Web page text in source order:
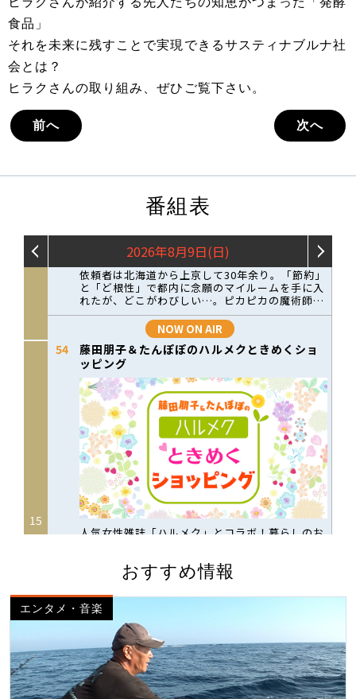
食品」
それを未来に残すことで実現できるサスティナブルナ社
会とは？
ヒラクさんの取り組み、ぜひご覧下さい。
前へ 次へ
番組表
おすすめ情報
エンタメ・音楽